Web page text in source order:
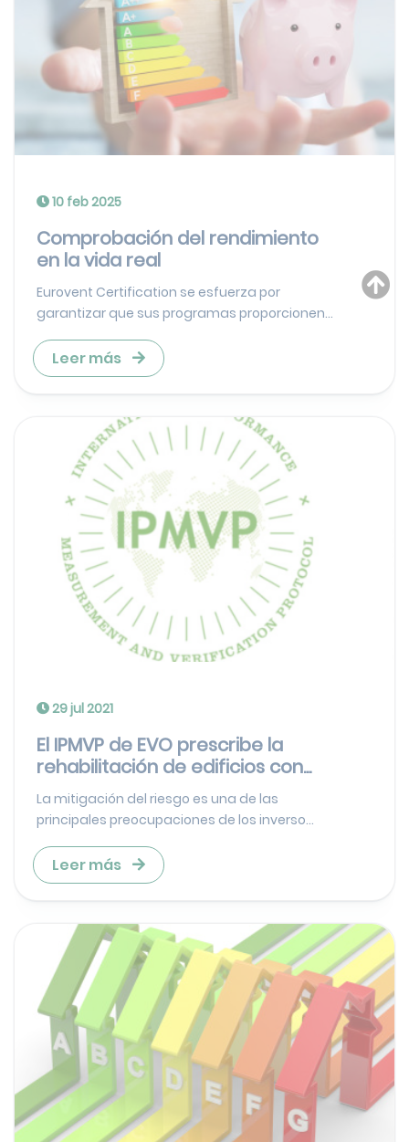
10 feb 2025
Comprobación del rendimiento
en la vida real
Eurovent Certification se esfuerza por
garantizar que sus programas proporcionen...
Leer más
29 jul 2021
El IPMVP de EVO prescribe la
rehabilitación de edificios con...
La mitigación del riesgo es una de las
principales preocupaciones de los inverso...
Leer más